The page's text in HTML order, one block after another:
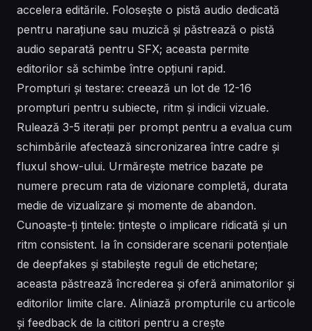
accelera editările. Folosește o pistă audio dedicată
pentru narațiune sau muzică și păstrează o pistă
audio separată pentru SFX; aceasta permite
editorilor să schimbe între opțiuni rapid.
Prompturi și testare: creează un lot de 12-16
prompturi pentru subiecte, ritm și indicii vizuale.
Rulează 3-5 iterații per prompt pentru a evalua cum
schimbările afectează sincronizarea între cadre și
fluxul show-ului. Urmărește metrice bazate pe
numere precum rata de vizionare completă, durata
medie de vizualizare și momente de abandon.
Cunoaște-ți țintele: țintește o implicare ridicată și un
ritm consistent. Ia în considerare scenarii potențiale
de deepfakes și stabilește reguli de etichetare;
aceasta păstrează încrederea și oferă animatorilor și
editorilor limite clare. Aliniază prompturile cu articole
și feedback de la cititori pentru a crește